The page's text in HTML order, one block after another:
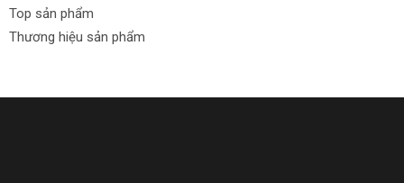
Top sản phẩm
Thương hiệu sản phẩm